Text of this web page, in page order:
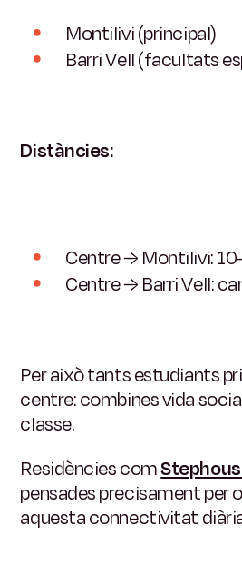
Montilivi (principal)
Barri Vell (facultats
Distàncies:
Centre → Montilivi:
Centre → Barri Vell:
Per això tants estudiants
centre:combines vida
classe.
Residències com
pensades precisament per
aquesta connectivitat